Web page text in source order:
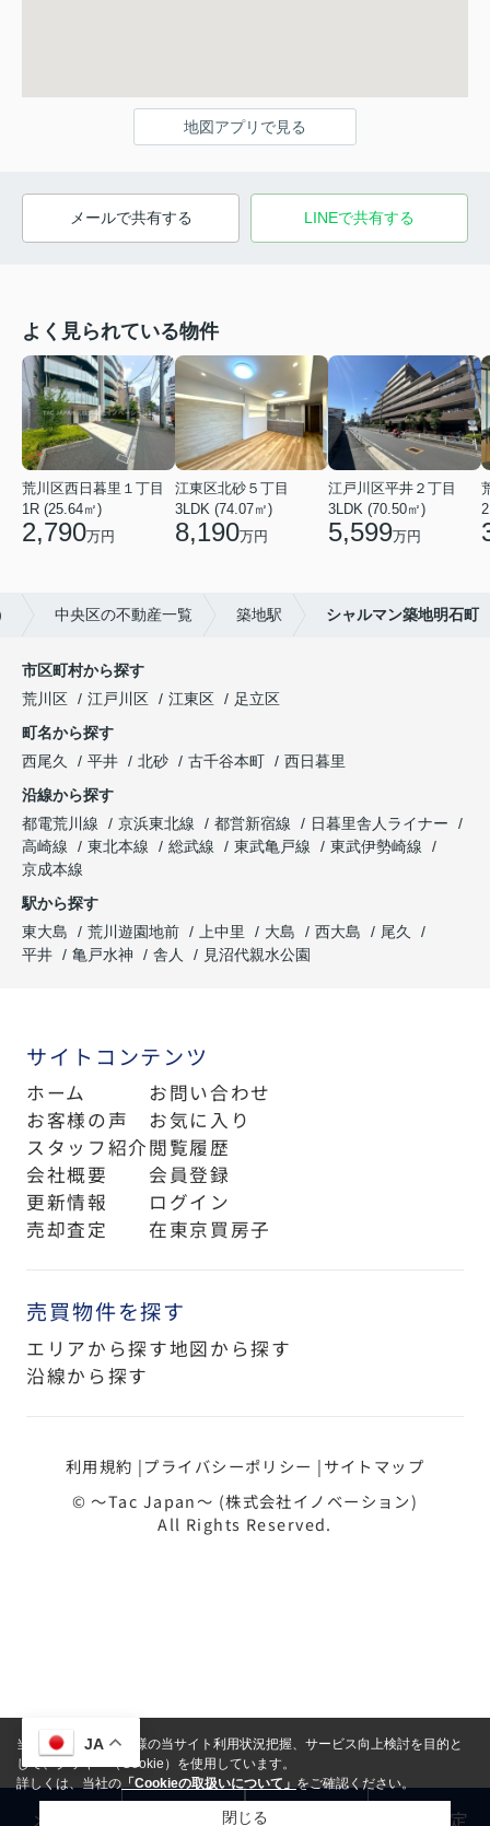
JA
地図アプリで見る
メールで共有する LINEで共有する
よく見られている物件
荒川区西日暮里１丁目
1R (25.64㎡)
2,790万円
江東区北砂５丁目
3LDK (74.07㎡)
8,190万円
江戸川区平井２丁目
3LDK (70.50㎡)
5,599万円
中央区の不動産一覧 築地駅 シャルマン築地明石町
市区町村から探す
荒川区
江戸川区 江東区
足立区
町名から探す
西尾久
平井 北砂 古千谷本町
西日暮里
沿線から探す
都電荒川線
京浜東北線 都営新宿線
日暮里舎人ライナー
高崎線
東北本線 総武線 東武亀戸線
東武伊勢崎線
京成本線
駅から探す
東大島
荒川遊園地前 上中里 大島 西大島
尾久
平井
亀戸水神 舎人 見沼代親水公園
サイトコンテンツ
ホーム
お客様の声
スタッフ紹介
会社概要
更新情報
売却査定
お問い合わせ
お気に入り
閲覧履歴
会員登録
ログイン
在東京買房子
売買物件を探す
エリアから探す
沿線から探す
地図から探す
利用規約 プライバシーポリシー
サイトマップ
© ～Tac Japan～ (株式会社イノベーション)
All Rights Reserved.
メール 売却査定
当サイトでは、お客様の当サイト利用状況把握、サービス向上検討を目的と
して、クッキー（Cookie）を使用しています。
詳しくは、当社の 「Cookieの取扱いについて」 をご確認ください。
閉じる